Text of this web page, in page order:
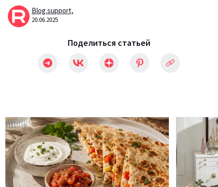
Blog.support,
20.06.2025
Поделиться статьей